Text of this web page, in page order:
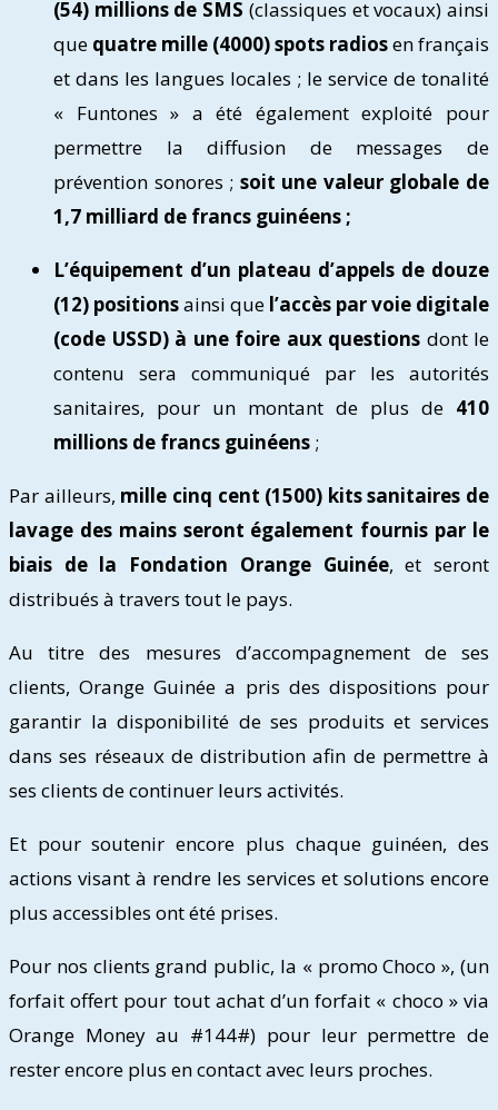
(54) millions de SMS (classiques et vocaux) ainsi
que quatre mille (4000) spots radiosen français
et dans les langues locales ; le service de tonalité
« Funtones » a été également exploité pour
permettre la diffusion de messages de
prévention sonores ; soit une valeur globale de
1,7 milliard de francs guinéens ;
L’équipement d’un plateau d’appels de douze
(12) positionsainsi que l’accès par voie digitale
(code USSD) à une foire aux questions dont le
contenu sera communiqué par les autorités
sanitaires, pour un montant de plus de 410
millions de francs guinéens ;
Par ailleurs, mille cinq cent (1500) kits sanitaires de
lavage des mains seront également fournis par le
biais de la Fondation Orange Guinée, et seront
distribués à travers tout le pays.
Au titre des mesures d’accompagnement de ses
clients, Orange Guinée a pris des dispositions pour
garantir la disponibilité de ses produits et services
dans ses réseaux de distribution afin de permettre à
ses clients de continuer leurs activités.
Et pour soutenir encore plus chaque guinéen, des
actions visant à rendre les services et solutions encore
plus accessibles ont été prises.
Pour nos clients grand public, la « promo Choco », (un
forfait offert pour tout achat d’un forfait « choco » via
Orange Money au #144#) pour leur permettre de
rester encore plus en contact avec leurs proches.